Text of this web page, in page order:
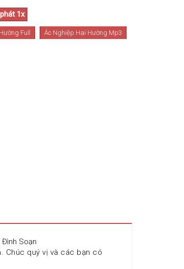
Full Ác Nghiệp Hai Hường Mp3
Soạn
Chúc quý vị và các bạn có